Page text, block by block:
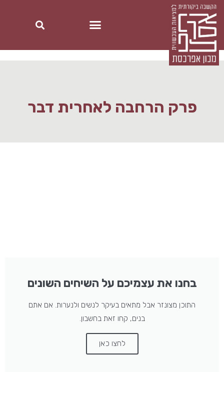
פרק הרחבה לאחרית דבר
בחנו את עצמיכם על השיחים השונים
התוכן מצונזר אבל מתאים בעיקר לנשים ולנערות. אם אתם
בנים, קחו זאת בחשבון.
לחצו כאן